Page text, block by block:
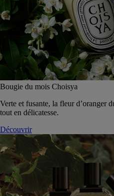
Bougie du mois Choisya
Verte et fusante, la fleur d’oranger
tout en délicatesse.
Découvrir